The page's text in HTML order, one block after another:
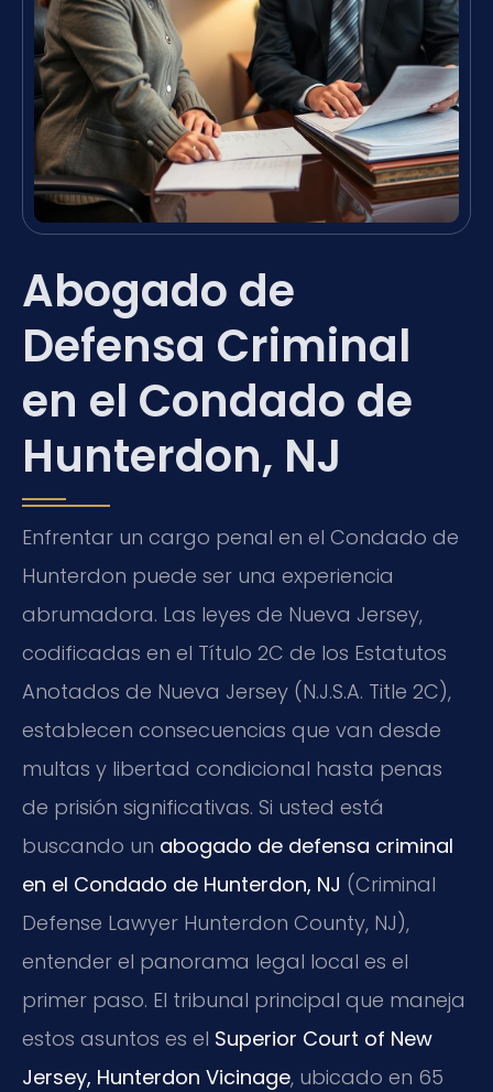
Abogado de
Defensa Criminal
en el Condado de
Hunterdon, NJ
Enfrentar un cargo penal en el Condado de
Hunterdon puede ser una experiencia
abrumadora. Las leyes de Nueva Jersey,
codificadas en el Título 2C de los Estatutos
Anotados de Nueva Jersey (N.J.S.A. Title 2C),
establecen consecuencias que van desde
multas y libertad condicional hasta penas
de prisión significativas. Si usted está
buscando un abogado de defensa criminal
en el Condado de Hunterdon, NJ (Criminal
Defense Lawyer Hunterdon County, NJ),
entender el panorama legal local es el
primer paso. El tribunal principal que maneja
estos asuntos es el Superior Court of New
Jersey, Hunterdon Vicinage, ubicado en 65